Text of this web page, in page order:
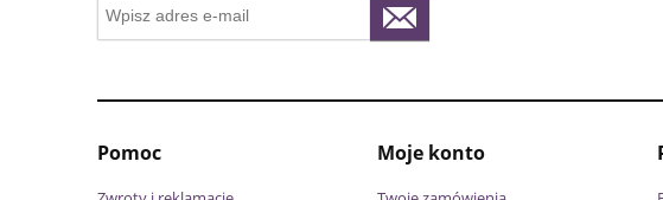
Pomoc Moje konto